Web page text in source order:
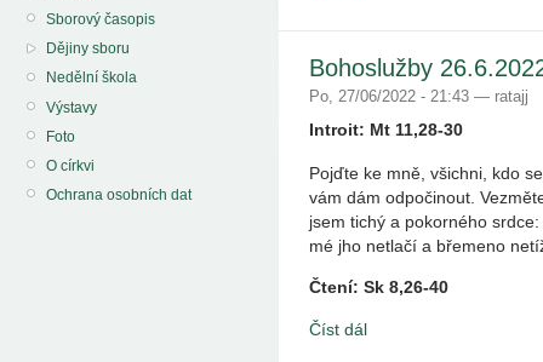
Sborový časopis
Dějiny sboru
Nedělní škola
Výstavy
Foto
O církvi
Ochrana osobních dat
Bohoslužby
Po, 27/06/2022 - 21:43 — ratajj
Introit: Mt 11,28-30
Pojďte ke mně, všichni, kdo
vám dám odpočinout.
jsem tichý a pokorného
mé jho netlačí a břemeno
Čtení: Sk 8,26-40
Číst dál